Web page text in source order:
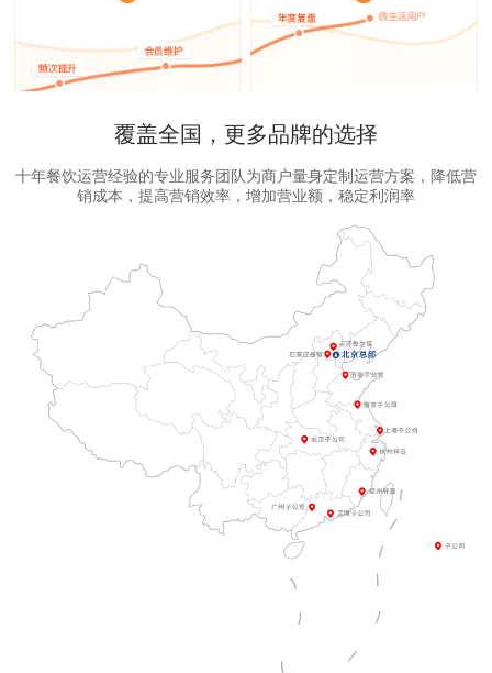
覆盖全国，更多品牌的选择
十年餐饮运营经验的专业服务团队为商户量身定制运营方案，降低营
销成本，提高营销效率，增加营业额，稳定利润率